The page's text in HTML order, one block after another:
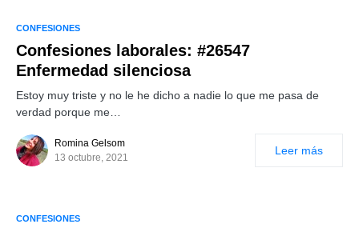
CONFESIONES
Confesiones laborales: #26547
Enfermedad silenciosa
Estoy muy triste y no le he dicho a nadie lo que me pasa de
verdad porque me…
Romina Gelsom
13 octubre, 2021
Leer más
CONFESIONES